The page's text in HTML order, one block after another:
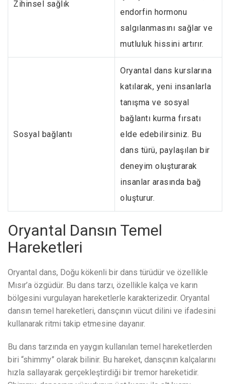
Zihinsel sağlık
endorfin hormonu
salgılanmasını sağlar ve
mutluluk hissini artırır.
Sosyal bağlantı
Oryantal dans kurslarına
katılarak, yeni insanlarla
tanışma ve sosyal
bağlantı kurma fırsatı
elde edebilirsiniz. Bu
dans türü, paylaşılan bir
deneyim oluşturarak
insanlar arasında bağ
oluşturur.
Oryantal Dansın Temel
Hareketleri
Oryantal dans, Doğu kökenli bir dans türüdür ve özellikle
Mısır’a özgüdür. Bu dans tarzı, özellikle kalça ve karın
bölgesini vurgulayan hareketlerle karakterizedir. Oryantal
dansın temel hareketleri, dansçının vücut dilini ve ifadesini
kullanarak ritmi takip etmesine dayanır.
Bu dans tarzında en yaygın kullanılan temel hareketlerden
biri “shimmy” olarak bilinir. Bu hareket, dansçının kalçalarını
hızla sallayarak gerçekleştirdiği bir tremor hareketidir.